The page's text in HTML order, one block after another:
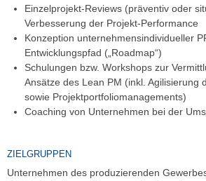
Einzelprojekt-Reviews (präventiv oder
Verbesserung der Projekt-Performance
Konzeption unternehmensindividueller
Entwicklungspfad („Roadmap“)
Schulungen bzw. Workshops zur
Ansätze des Lean PM (inkl. Agilisierung
sowie Projektportfoliomanagements)
Coaching von Unternehmen bei der
ZIELGRUPPEN
Unternehmen des produzierenden